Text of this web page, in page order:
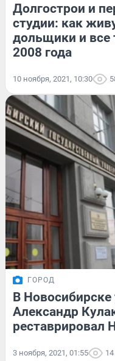
Долгострои и
студии: как
дольщики и все
2008 года
10 ноября, 2021, 10:30
ГОРОД
В
Александр
реставрировал
3 ноября, 2021, 01:55